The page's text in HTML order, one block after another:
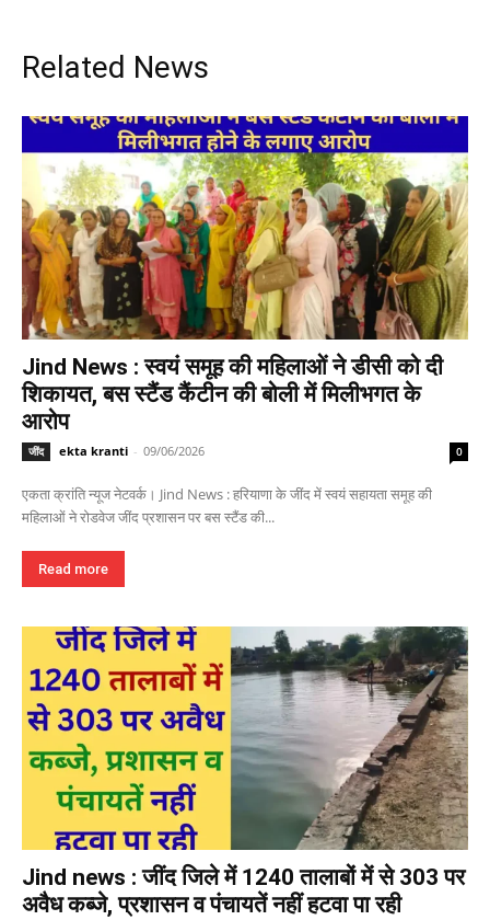
Related News
Jind News : स्वयं समूह की महिलाओं ने डीसी को दी
शिकायत, बस स्टैंड कैंटीन की बोली में मिलीभगत के
आरोप
जींद ekta kranti - 09/06/2026 0
एकता क्रांति न्यूज नेटवर्क। Jind News : हरियाणा के जींद में स्वयं सहायता समूह की
महिलाओं ने रोडवेज जींद प्रशासन पर बस स्टैंड की...
Read more
Jind news : जींद जिले में 1240 तालाबों में से 303 पर
अवैध कब्जे, प्रशासन व पंचायतें नहीं हटवा पा रही